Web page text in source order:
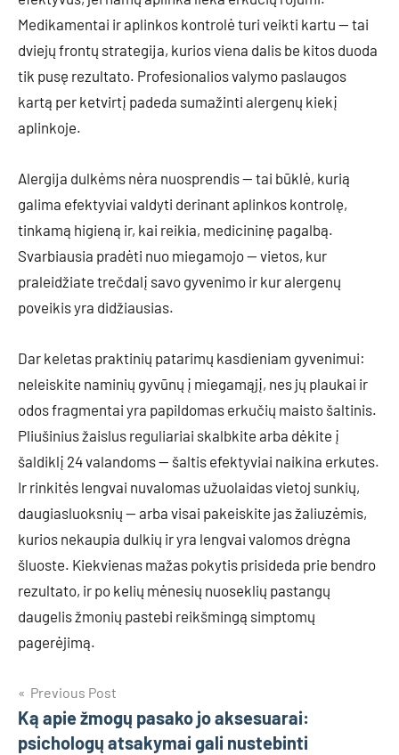
Medikamentai ir aplinkos kontrolė turi veikti kartu — tai
dviejų frontų strategija, kurios viena dalis be kitos duoda
tik pusę rezultato. Profesionalios valymo paslaugos
kartą per ketvirtį padeda sumažinti alergenų kiekį
aplinkoje.
Alergija dulkėms nėra nuosprendis — tai būklė, kurią
galima efektyviai valdyti derinant aplinkos kontrolę,
tinkamą higieną ir, kai reikia, medicininę pagalbą.
Svarbiausia pradėti nuo miegamojo — vietos, kur
praleidžiate trečdalį savo gyvenimo ir kur alergenų
poveikis yra didžiausias.
Dar keletas praktinių patarimų kasdieniam gyvenimui:
neleiskite naminių gyvūnų į miegamąjį, nes jų plaukai ir
odos fragmentai yra papildomas erkučių maisto šaltinis.
Pliušinius žaislus reguliariai skalbkite arba dėkite į
šaldiklį 24 valandoms — šaltis efektyviai naikina erkutes.
Ir rinkitės lengvai nuvalomas užuolaidas vietoj sunkių,
daugiasluoksnių — arba visai pakeiskite jas žaliuzėmis,
kurios nekaupia dulkių ir yra lengvai valomos drėgna
šluoste. Kiekvienas mažas pokytis prisideda prie bendro
rezultato, ir po kelių mėnesių nuoseklių pastangų
daugelis žmonių pastebi reikšmingą simptomų
pagerėjimą.
Navigacija
tarp
Previous Post
Ką apie žmogų pasako jo aksesuarai:
psichologų atsakymai gali nustebinti